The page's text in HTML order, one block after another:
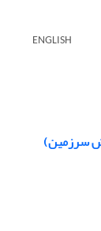
ENGLISH
سرزمین)